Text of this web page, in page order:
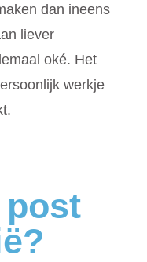
dan ineens
liever
oké. Het
werkje